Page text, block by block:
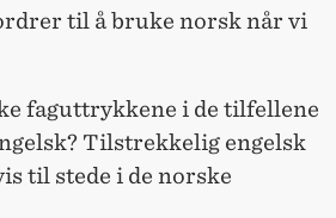
til å bruke norsk når vi
faguttrykkene i de tilfellene
Tilstrekkelig engelsk
til stede i de norske